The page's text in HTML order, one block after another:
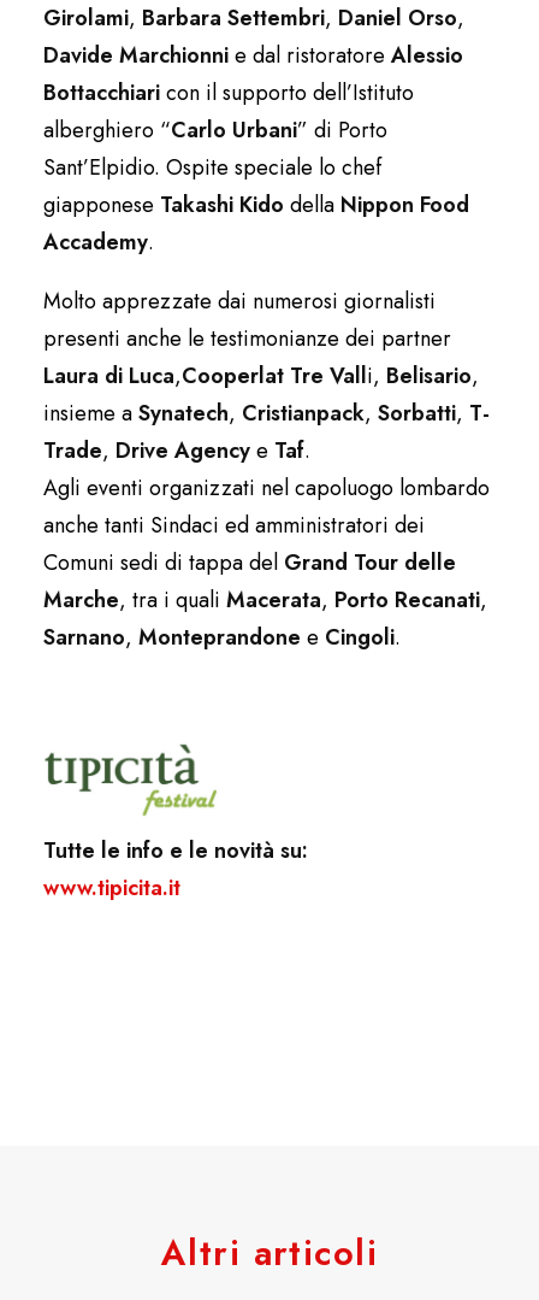
Girolami, Barbara Settembri, Daniel Orso,
Davide Marchionnie dal ristoratore Alessio
Bottacchiaricon il supporto dell’Istituto
alberghiero “Carlo Urbani” di Porto
Sant’Elpidio. Ospite speciale lo chef
giapponese Takashi Kido della Nippon Food
Accademy.
Molto apprezzate dai numerosi giornalisti
presenti anche le testimonianze dei partner
Laura di Luca,Cooperlat Tre Valli, Belisario,
insieme aSynatech, Cristianpack, Sorbatti, T-
Trade, Drive Agencye Taf.
Agli eventi organizzati nel capoluogo lombardo
anche tanti Sindaci ed amministratori dei
Comuni sedi di tappa del Grand Tour delle
Marche, tra i quali Macerata, Porto Recanati,
Sarnano, Monteprandone e Cingoli.
Tutte le info e le novità su:
www.tipicita.it
Altri articoli